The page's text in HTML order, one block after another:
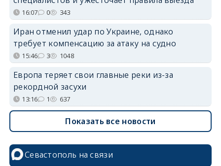
16:07 0 343
Иран отменил удар по Украине, однако
требует компенсацию за атаку на судно
15:46 3 1048
Европа теряет свои главные реки из-за
рекордной засухи
13:16 1 637
Показать все новости
Севастополь на связи